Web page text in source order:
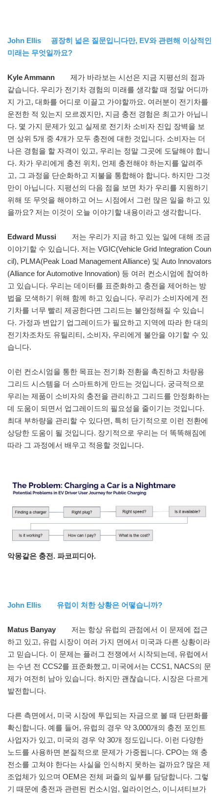
John Ellis 굉장히 넓은 질문입니다만, EV와 관련해 이상적인
미래는 무엇일까요?
Kyle Ammann 제가 바라보는 시선은 지금 지평선의 점과
같습니다. 우리가 전기차 경험의 미래를 생각할 때 정말 어디까
지 가고, 대화를 어디로 이끌고 가야할까요. 여러분이 전기차를
운전한 적 있는지 모르겠지만, 지금 충전 경험은 최고가 아닙니
다. 몇 가지 문제가 있고 실제로 전기차 소비자 진입 장벽을 보
면 상위 5개 중 4개가 모두 충전에 대한 것입니다. 소비자는 더
나은 경험을 할 자격이 있고, 우리는 정말 그곳에 도달해야 합니
다. 차가 우리에게 충전 위치, 언제 충전해야 하는지를 알려주
고, 그 과정을 단순화하고 지불을 통합해야 합니다. 하지만 그것
만이 아닙니다. 지평선의 다음 점을 보면 차가 우리를 지원하기
위해 또 무엇을 해야하고 어느 시점에서 그런 많은 일을 하고 있
을까요? 저는 이것이 오늘 이야기할 내용이라고 생각합니다.
Edward Mussi
저는 우리가 지금 하고 있는 일에 대해 조금
이야기할 수 있습니다. 저는 VGIC(Vehicle Grid Integration Coun
cil), PLMA(Peak Load Management Alliance) 및 Auto Innovators
(Alliance for Automotive Innovation) 등 여러 컨소시엄에 참여하
고 있습니다. 우리는 데이터를 표준화하고 충전을 제어하는 방
법을 모색하기 위해 함께 하고 있습니다. 우리가 소비자에게 전
기차를 너무 빨리 제공한다면 그리드는 불안정해질 수 있습니
다. 가정과 변압기 업그레이드가 필요하고 지역에 따라 한 대의
전기차조차도 유틸리티, 소비자, 우리에게 불안을 야기할 수 있
습니다.
이런 컨소시엄을 통한 목표는 전기화 전환을 촉진하고 차량용
그리드 시스템을 더 스마트하게 만드는 것입니다. 궁극적으로
우리는 제품이 소비자의 충전을 관리하고 그리드를 안정화하는
데 도움이 되면서 업그레이드의 필요성을 줄이기는 것입니다.
최대 부하량을 관리할 수 있다면, 특히 단기적으로 이런 전환에
상당한 도움이 될 것입니다. 장기적으로 우리는 더 똑똑해짐에
따라 그 과정에서 배우고 적응할 것입니다.
악몽같은 충전. 파코피디아.
John Ellis 유럽이 처한 상황은 어떻습니까?
Matus Banyay
저는 항상 유럽의 관점에서 이 문제에 접근
하고 있고, 유럽 시장이 여러 가지 면에서 미국과 다른 상황이라
고 믿습니다. 이 문제는 플러그 전쟁에서 시작되는데, 유럽에서
는 수년 전 CCS2를 표준화했고, 미국에서는 CCS1, NACS의 문
제가 여전히 남아 있습니다. 하지만 괜찮습니다. 시장은 다르게
발전합니다.
다른 측면에서, 미국 시장에 투입되는 자금으로 볼 때 단편화를
확신합니다. 예를 들어, 유럽의 경우 약 3,000개의 충전 포인트
사업자가 있고, 미국의 경우 약 30개 정도입니다. 이런 다양한
노드를 사용하면 본질적으로 문제가 가중됩니다. CPO는 왜 충
전소를 고쳐야 한다는 사실을 인식하지 못하는 걸까요? 많은 제
조업체가 있으며 OEM은 전체 퍼즐의 일부를 담당합니다. 그렇
기 때문에 충전과 관련된 컨소시엄, 얼라이언스, 이니셔티브가